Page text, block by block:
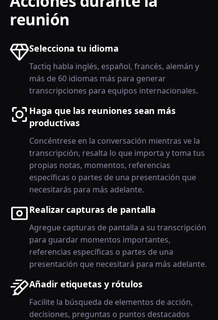
reunión
Selecciona tu idioma
Tactiq habla inglés, español, francés, alemán y
más de 60 idiomas más para generar
transcripciones para equipos internacionales.
Haga que las reuniones sean más
productivas
Concéntrese en la conversación mientras ve la
transcripción, resalta lo que importa y toma tus
propias notas, momentos, referencias
específicas o partes de una presentación que
necesitarás para más adelante.
Realizar capturas de pantalla
Agregue capturas de pantalla a su transcripción
para guardar momentos importantes,
referencias específicas o partes de una
presentación que necesitará para más adelante.
Añadir etiquetas y rótulos
Facilite la búsqueda de elementos de acción,
decisiones, preguntas o puntos destacados